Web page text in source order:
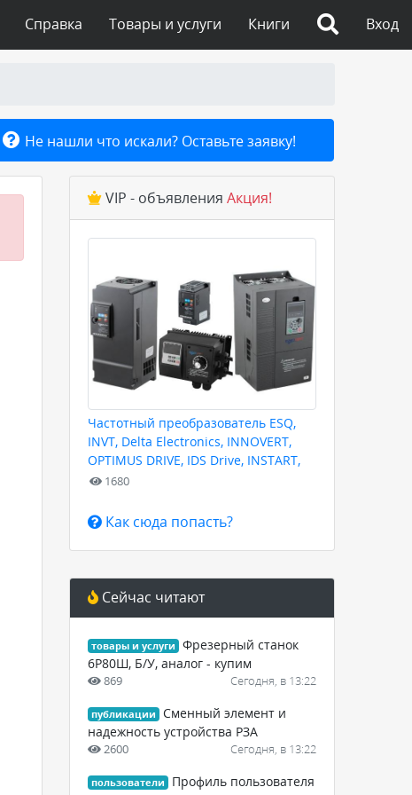
Вход
Книги
Товары и услуги
Справка
Не нашли что искали? Оставьте заявку!
VIP - объявления Акция!
Частотный преобразователь ESQ,
INVT, Delta Electronics, INNOVERT,
OPTIMUS DRIVE, IDS Drive, INSTART,
HYUNDAI для любых задач
1680
Как сюда попасть?
Сейчас читают
товары и услуги
Фрезерный станок
6Р80Ш, Б/У, аналог - купим
869 Сегодня, в 13:22
публикации
Cменный элемент и
надежность устройства РЗА
2600 Сегодня, в 13:22
пользователи
Профиль пользователя